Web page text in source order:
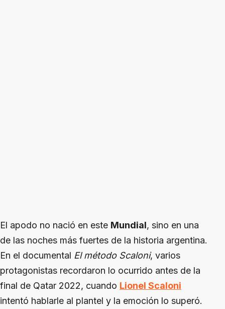
El apodo no nació en este Mundial, sino en una
de las noches más fuertes de la historia argentina.
En el documental El método Scaloni, varios
protagonistas recordaron lo ocurrido antes de la
final de Qatar 2022, cuando Lionel Scaloni
intentó hablarle al plantel y la emoción lo superó.